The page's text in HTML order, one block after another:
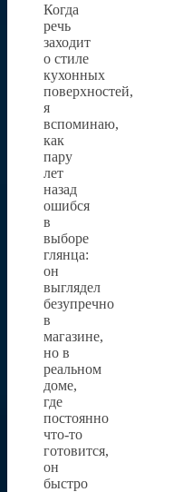
Когда
речь
заходит
о стиле
кухонных
поверхностей,
я
вспоминаю,
как
пару
лет
назад
ошибся
в
выборе
глянца:
он
выглядел
безупречно
в
магазине,
но в
реальном
доме,
где
постоянно
что-то
готовится,
он
быстро